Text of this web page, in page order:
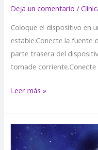
Deja un comentario /
Coloque el dispositivo en
estable.Conecte la fuente
parte trasera del
tomade corriente.Conecte
SUEÑO
Leer más »
RECOMENDACIONES